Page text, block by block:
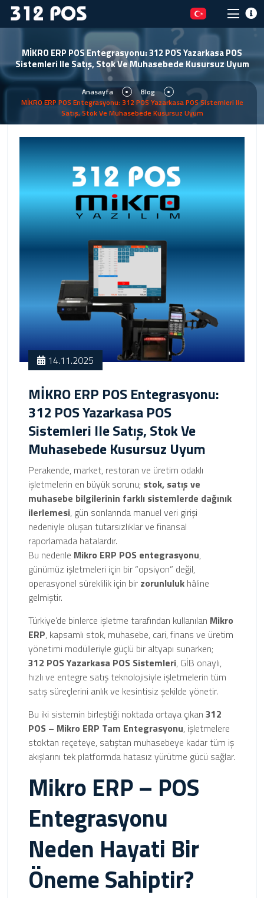
MİKRO ERP POS Entegrasyonu: 312 POS Yazarkasa POS
Sistemleri Ile Satış, Stok Ve Muhasebede Kusursuz Uyum
Anasayfa
Blog
MİKRO ERP POS Entegrasyonu: 312 POS Yazarkasa POS Sistemleri Ile
Satış, Stok Ve Muhasebede Kusursuz Uyum
14.11.2025
MİKRO ERP POS Entegrasyonu:
312 POS Yazarkasa POS
Sistemleri Ile Satış, Stok Ve
Muhasebede Kusursuz Uyum
Perakende, market, restoran ve üretim odaklı
işletmelerin en büyük sorunu; stok, satış ve
muhasebe bilgilerinin farklı sistemlerde dağınık
ilerlemesi, gün sonlarında manuel veri girişi
nedeniyle oluşan tutarsızlıklar ve finansal
raporlamada hatalardır.
Bu nedenle Mikro ERP POS entegrasyonu,
günümüz işletmeleri için bir “opsiyon” değil,
operasyonel süreklilik için bir zorunluluk hâline
gelmiştir.
Türkiye’de binlerce işletme tarafından kullanılan Mikro
ERP, kapsamlı stok, muhasebe, cari, finans ve üretim
yönetimi modülleriyle güçlü bir altyapı sunarken;
312 POS Yazarkasa POS Sistemleri, GİB onaylı,
hızlı ve entegre satış teknolojisiyle işletmelerin tüm
satış süreçlerini anlık ve kesintisiz şekilde yönetir.
Bu iki sistemin birleştiği noktada ortaya çıkan 312
POS – Mikro ERP Tam Entegrasyonu, işletmelere
stoktan reçeteye, satıştan muhasebeye kadar tüm iş
akışlarını tek platformda hatasız yürütme gücü sağlar.
Mikro ERP – POS
Entegrasyonu
Neden Hayati Bir
Öneme Sahiptir?